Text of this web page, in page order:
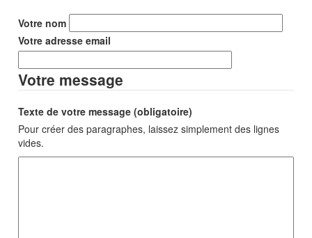
Votre nom
Votre adresse email
Votre message
Texte de votre message (obligatoire)
Pour créer des paragraphes, laissez simplement des lignes
vides.